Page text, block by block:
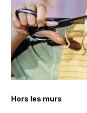
Hors les murs